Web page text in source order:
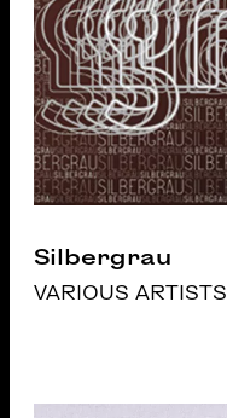
Silbergrau
VARIOUS ARTISTS